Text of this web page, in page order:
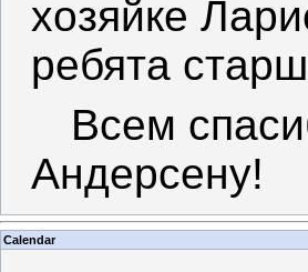
хозяйке
ребята
Всем
Андерсену!
Calendar